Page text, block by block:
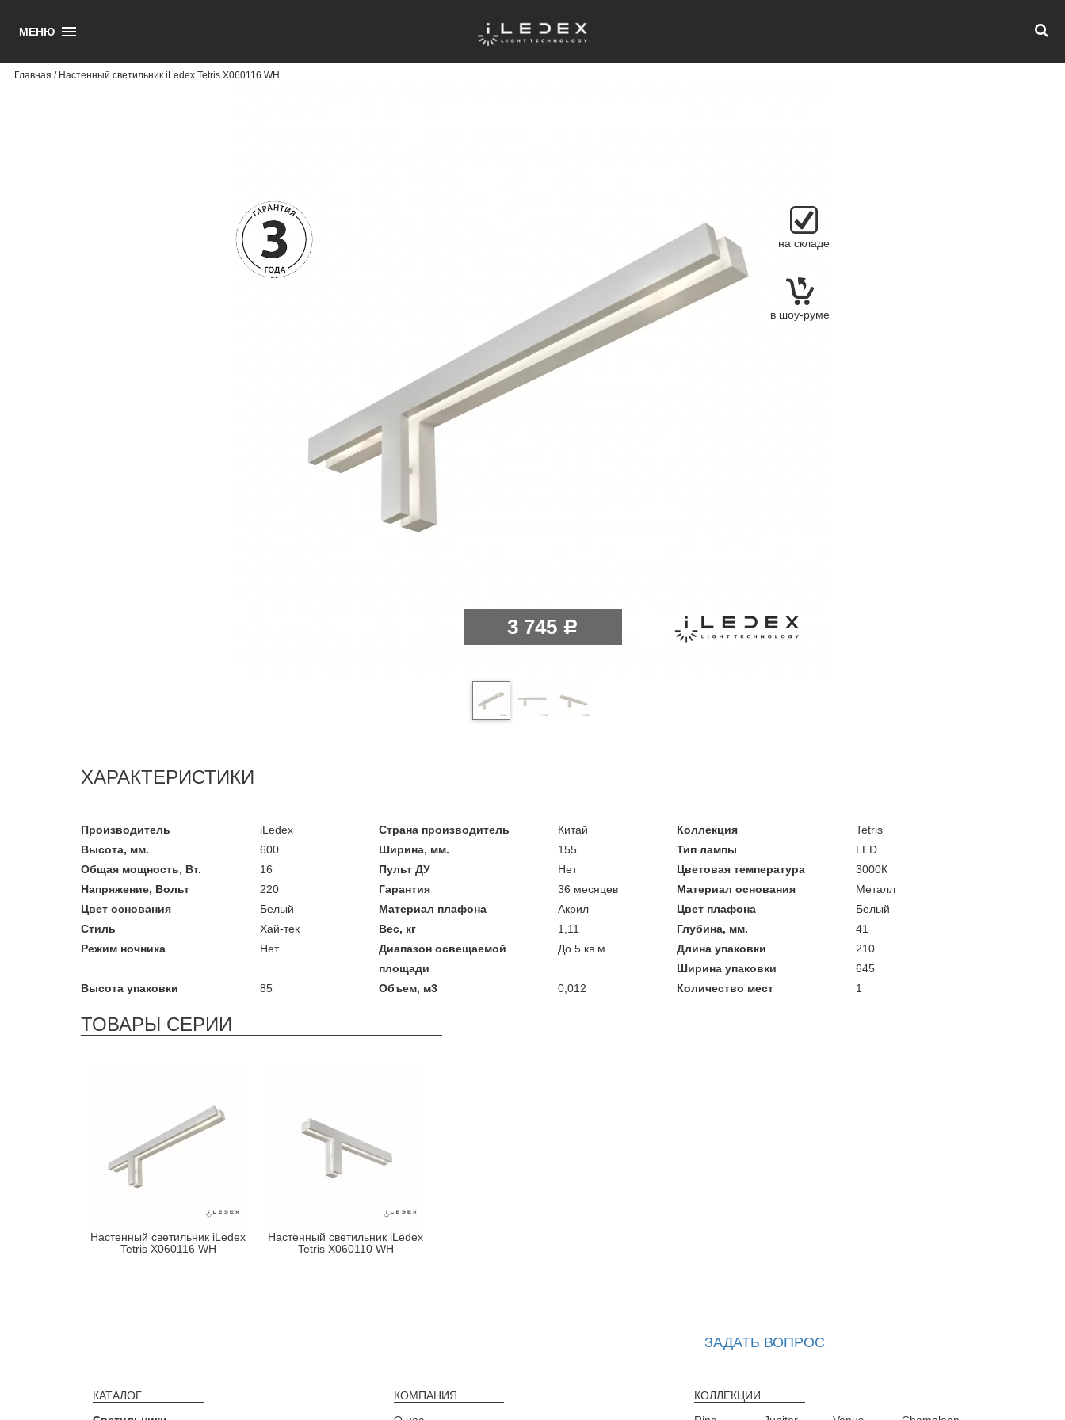
МЕНЮ
Главная / Настенный светильник iLedex Tetris X060116 WH
на складе
в шоу-руме
3 745 Р
ХАРАКТЕРИСТИКИ
Производитель iLedex Страна производитель Китай Коллекция
Tetris
Высота, мм.
600 Ширина, мм. 155 Тип лампы
LED
Общая мощность, Вт.
16 Пульт ДУ Нет Цветовая температура
3000К
Напряжение, Вольт
220 Гарантия 36 месяцев Материал основания
Металл
Цвет основания
Белый Материал плафона Акрил Цвет плафона
Белый
Стиль
Хай-тек Вес, кг 1,11 Глубина, мм.
41
Режим ночника
Нет
Диапазон освещаемой
площади
До 5 кв.м. Длина упаковки
210
Ширина упаковки
645
Высота упаковки
85 Объем, м3 0,012 Количество мест 1
ТОВАРЫ СЕРИИ
Настенный светильник iLedex
Tetris X060116 WH
Настенный светильник iLedex
Tetris X060110 WH
ЗАДАТЬ ВОПРОС
КАТАЛОГ
КОМПАНИЯ
КОЛЛЕКЦИИ